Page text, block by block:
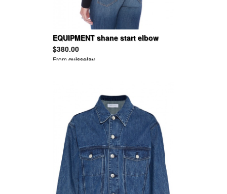
EQUIPMENT shane start elbow
crew neck
$380.00
Fromguisselav